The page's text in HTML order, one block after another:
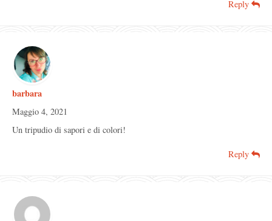
Reply
barbara
Maggio 4, 2021
Un tripudio di sapori e di colori!
Reply